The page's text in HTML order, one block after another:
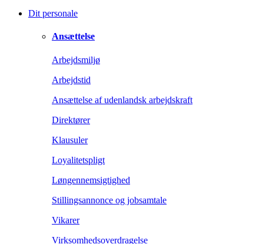
Dit personale
Ansættelse
Arbejdsmiljø
Arbejdstid
Ansættelse af udenlandsk arbejdskraft
Direktører
Klausuler
Loyalitetspligt
Løngennemsigtighed
Stillingsannonce og jobsamtale
Vikarer
Virksomhedsoverdragelse